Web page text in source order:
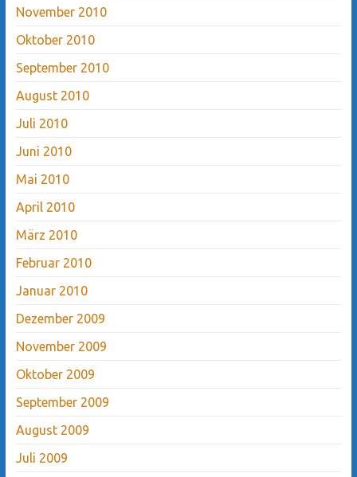
November 2010
Oktober 2010
September 2010
August 2010
Juli 2010
Juni 2010
Mai 2010
April 2010
März 2010
Februar 2010
Januar 2010
Dezember 2009
November 2009
Oktober 2009
September 2009
August 2009
Juli 2009